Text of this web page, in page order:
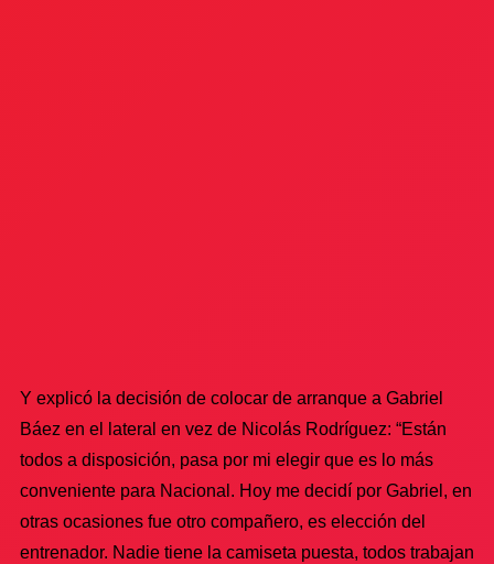
Y explicó la decisión de colocar de arranque a Gabriel
Báez en el lateral en vez de Nicolás Rodríguez: “Están
todos a disposición, pasa por mi elegir que es lo más
conveniente para Nacional. Hoy me decidí por Gabriel, en
otras ocasiones fue otro compañero, es elección del
entrenador. Nadie tiene la camiseta puesta, todos trabajan